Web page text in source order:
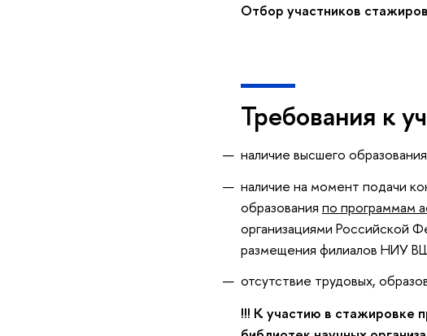
Отбор участников
Требования к
наличие высшего
наличие на момент подачи
образования по программам
организациями Российской
размещения филиалов НИУ
отсутствие трудовых,
!!! К участию в стажировке